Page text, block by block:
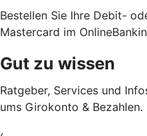
Bestellen Sie Ihre Debit-
Mastercard im
Gut zu wissen
Ratgeber, Services und
ums Girokonto & Bezahlen.